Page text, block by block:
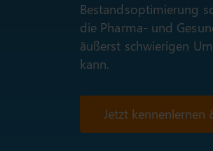
Bestandsoptimierung
die Pharma- und
äußerst schwierigen
kann.
Jetzt kennenlernen